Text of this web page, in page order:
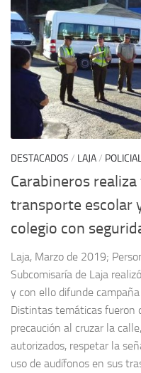
DESTACADOS / LAJA/
Carabineros
transporte escolar
colegio con
Laja, Marzo de 2019;
Subcomisaría de Laja
y con ello difunde
Distintas temáticas fueron
precaución al cruzar la
autorizados, respetar la
uso de audífonos en sus